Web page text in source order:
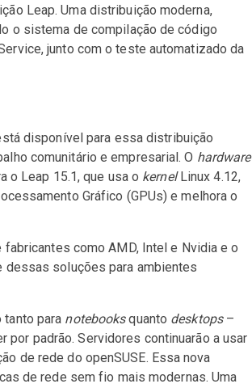
Leap. Uma distribuição moderna,
o sistema de compilação de código
junto com o teste automatizado da
disponível para essa distribuição
comunitário e empresarial. O hardware
o Leap 15.1, que usa o kernelLinux 4.12,
Gráfico (GPUs) e melhora o
como AMD, Intel e Nvidia e o
dessas soluções para ambientes
tanto para notebooksquanto desktops–
por padrão. Servidores continuarão a usar
de rede do openSUSE. Essa nova
de rede sem fio mais modernas. Uma